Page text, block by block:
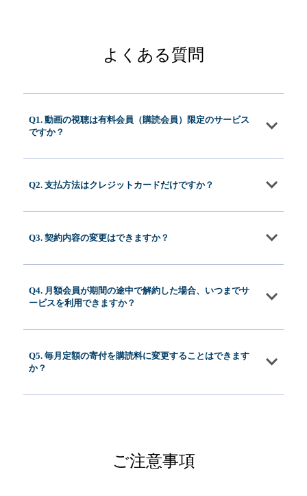
よくある質問
Q1. 動画の視聴は有料会員（購読会員）限定のサービス
ですか？
Q2. 支払方法はクレジットカードだけですか？
Q3. 契約内容の変更はできますか？
Q4. 月額会員が期間の途中で解約した場合、いつまでサ
ービスを利用できますか？
Q5. 毎月定額の寄付を購読料に変更することはできます
か？
ご注意事項